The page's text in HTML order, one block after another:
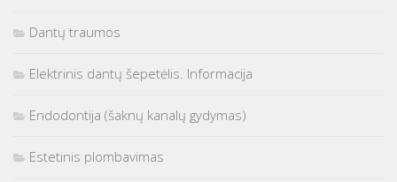
Dantų traumos
Elektrinis dantų šepetėlis. Informacija
Endodontija (šaknų kanalų gydymas)
Estetinis plombavimas